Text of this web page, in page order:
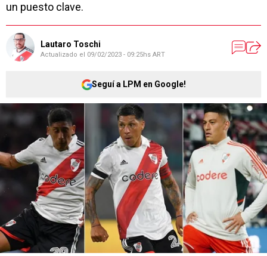
un puesto clave.
Lautaro Toschi
Actualizado el 09/02/2023 - 09:25hs ART
Seguí a LPM en Google!